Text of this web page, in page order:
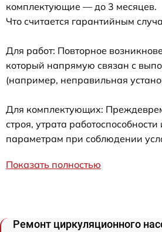
комплектующие — до 3 месяцев.
Что считается гарантийным
Для работ: Повторное
который напрямую связан с
(например, неправильная
Для комплектующих:
строя, утрата
параметрам при соблюдении
Показать полностью
Ремонт циркуляционного